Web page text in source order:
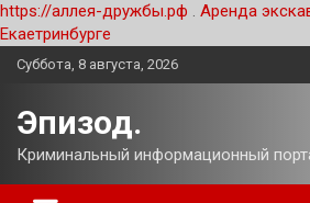
https://аллея-дружбы.рф . Аренда
Екаетринбурге
Перейти
Суббота, 8 августа, 2026
Эпизод.
Криминальный информационный